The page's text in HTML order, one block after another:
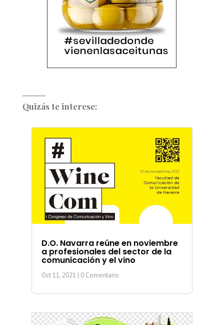
Quizás te interese:
D.O. Navarra reúne en noviembre
a profesionales del sector de la
comunicación y el vino
Oct 11, 2021 | 0 Comentario